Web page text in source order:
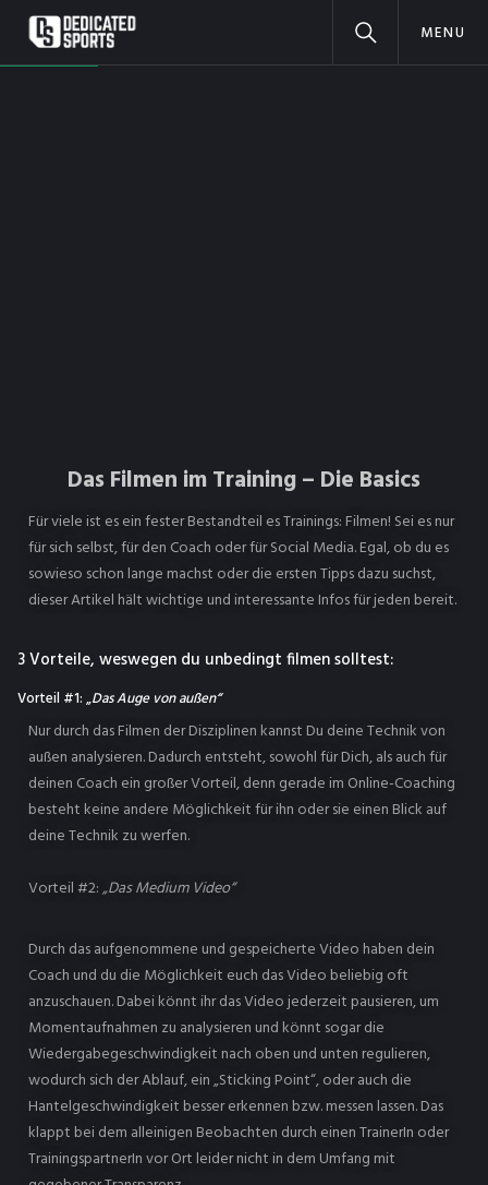
MENU
Das Filmen im Training – Die Basics
Für viele ist es ein fester Bestandteil es Trainings: Filmen! Sei es nur
für sich selbst, für den Coach oder für Social Media. Egal, ob du es
sowieso schon lange machst oder die ersten Tipps dazu suchst,
dieser Artikel hält wichtige und interessante Infos für jeden bereit.
3 Vorteile, weswegen du unbedingt filmen solltest:
Vorteil #1: „Das Auge von außen“
Nur durch das Filmen der Disziplinen kannst Du deine Technik von
außen analysieren. Dadurch entsteht, sowohl für Dich, als auch für
deinen Coach ein großer Vorteil, denn gerade im Online-Coaching
besteht keine andere Möglichkeit für ihn oder sie einen Blick auf
deine Technik zu werfen.
Vorteil #2:„Das Medium Video“
Durch das aufgenommene und gespeicherte Video haben dein
Coach und du die Möglichkeit euch das Video beliebig oft
anzuschauen. Dabei könnt ihr das Video jederzeit pausieren, um
Momentaufnahmen zu analysieren und könnt sogar die
Wiedergabegeschwindigkeit nach oben und unten regulieren,
wodurch sich der Ablauf, ein „Sticking Point“, oder auch die
Hantelgeschwindigkeit besser erkennen bzw. messen lassen. Das
klappt bei dem alleinigen Beobachten durch einen TrainerIn oder
TrainingspartnerIn vor Ort leider nicht in dem Umfang mit